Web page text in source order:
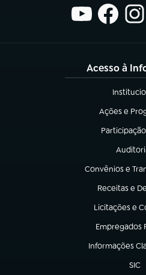
Acesso à
(abre em
Ações e
(abre em
(abre em
(abre
Convênios e
(abre em nova
Receitas e
(abre em
Licitações e
(abre em
Empregados
(abre em
Informações
(abre em nova
SIC